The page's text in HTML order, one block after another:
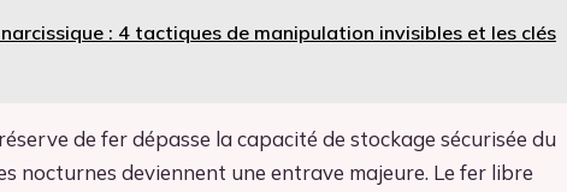
: 4 tactiques de manipulation invisibles et les clés
de fer dépasse la capacité de stockage sécurisée du
nocturnes deviennent une entrave majeure. Le fer libre